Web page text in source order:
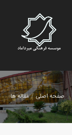
صفحه اصلی مقاله ها